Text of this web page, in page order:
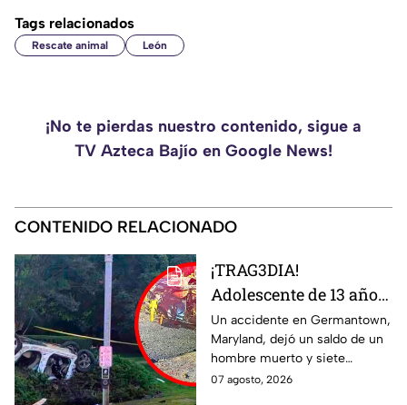
Tags relacionados
Rescate animal León
¡No te pierdas nuestro contenido, sigue a
TV Azteca Bajío en Google News!
CONTENIDO RELACIONADO
¡TRAG3DIA!
Adolescente de 13 años
desata FATAL CHOQUE
con auto rob4do:
reportan un mu3rto y
siete menores heridos
Un accidente en Germantown,
Maryland, dejó un saldo de un
hombre muerto y siete
menores heridos luego de un
07 agosto, 2026